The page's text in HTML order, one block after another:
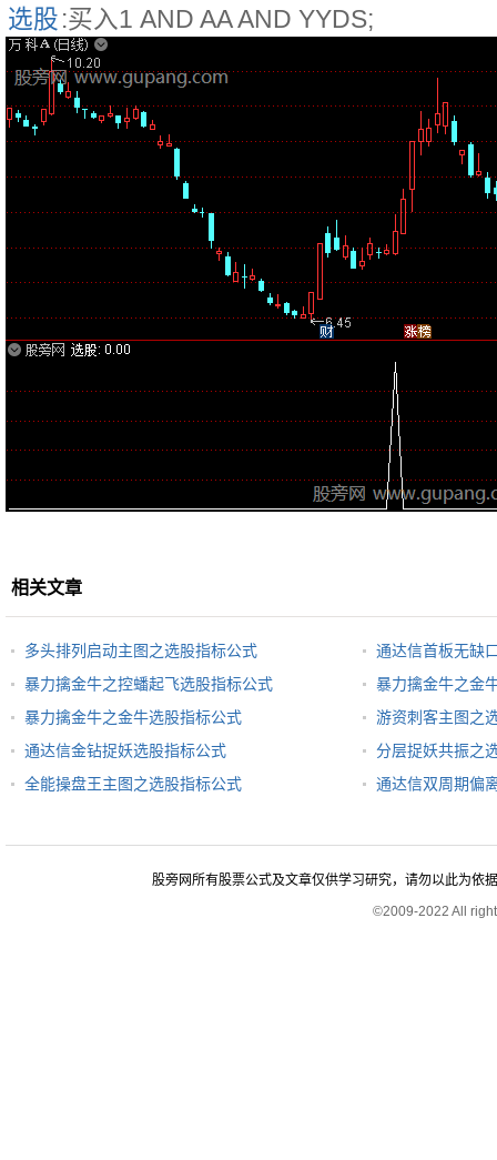
选股:买入1 AND AA AND YYDS;
相关文章
多头排列启动主图之选股指标公式
通达信首板无缺
暴力擒金牛之控蟠起飞选股指标公式
暴力擒金牛之金
暴力擒金牛之金牛选股指标公式
游资刺客主图之
通达信金钻捉妖选股指标公式
分层捉妖共振之
全能操盘王主图之选股指标公式
通达信双周期偏
股旁网所有股票公式及文章仅供学习研究，请勿以此为依
©2009-2022 All